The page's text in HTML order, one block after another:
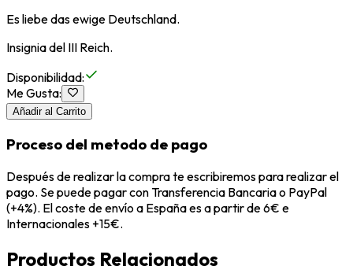
Es liebe das ewige Deutschland.
Insignia del III Reich.
Disponibilidad:
Me Gusta:
Añadir al Carrito
Proceso del metodo de pago
Después de realizar la compra te escribiremos para realizar el
pago. Se puede pagar con Transferencia Bancaria o PayPal
(+4%). El coste de envío a España es a partir de 6€ e
Internacionales +15€.
Productos Relacionados